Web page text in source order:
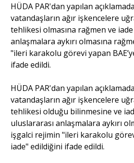
Dünya
Yorum -
Söyleşi
Yazı Dizisi
Portre
HÜDA PAR'dan yapılan
vatandaşların ağır işkencelere
tehlikesi olmasına rağmen ve
anlaşmalara aykırı olmasına
"ileri karakolu görevi yapan
ifade edildi.
HÜDA PAR'dan yapılan
vatandaşların ağır işkencelere
tehlikesi olduğu bilinmesine ve
uluslararası anlaşmalara aykırı
işgalci rejimin "ileri karakolu
iade" edildiğini ifade edildi.